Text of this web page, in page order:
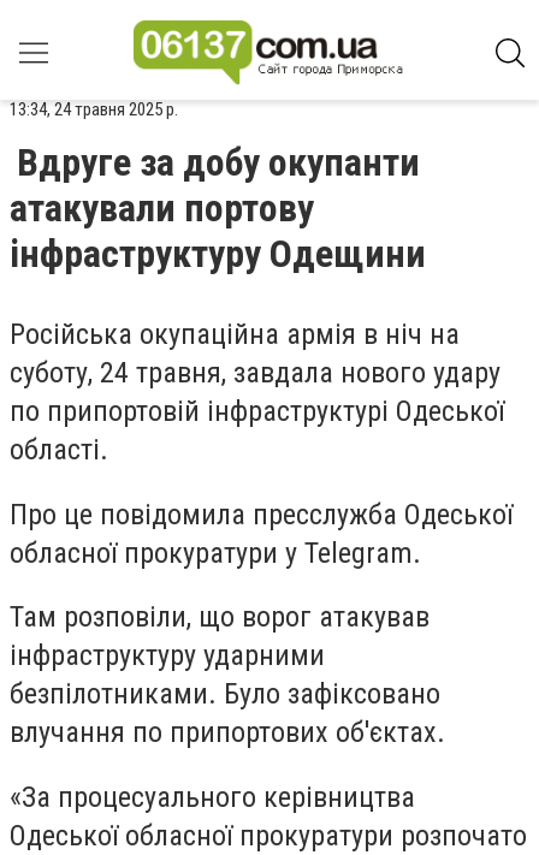
13:34, 24 травня 2025 р.
Вдруге за добу окупанти
атакували портову
інфраструктуру Одещини
Російська окупаційна армія в ніч на
суботу, 24 травня, завдала нового удару
по припортовій інфраструктурі Одеської
області.
Про це повідомила пресслужба Одеської
обласної прокуратури у Telegram.
Там розповіли, що ворог атакував
інфраструктуру ударними
безпілотниками. Було зафіксовано
влучання по припортових об'єктах.
«За процесуального керівництва
Одеської обласної прокуратури розпочато